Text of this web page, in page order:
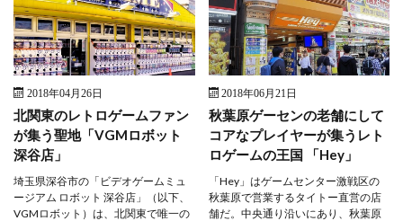
2018年04月26日
北関東のレトロゲームファン
が集う聖地「VGMロボット
深谷店」
埼玉県深谷市の「ビデオゲームミュ
ージアム ロボット 深谷店」（以下、
VGMロボット）は、北関東で唯一の
2018年06月21日
秋葉原ゲーセンの老舗にして
コアなプレイヤーが集うレト
ロゲームの王国 「Hey」
「Hey」はゲームセンター激戦区の
秋葉原で営業するタイトー直営の店
舗だ。中央通り沿いにあり、秋葉原